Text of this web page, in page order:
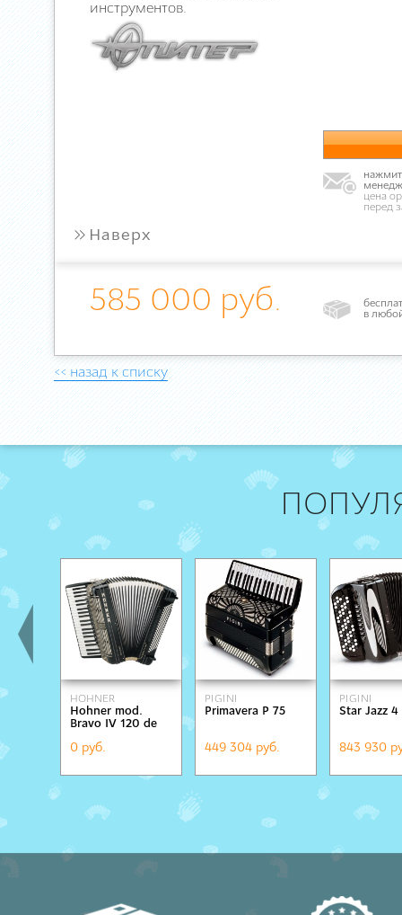
инструментов.
цена
перед
» Наверх
585 000 руб.
в
<< назад к списку
HOHNER
Hohner mod.
Bravo IV 120 de
0 руб.
PIGINI
Primavera P 75
449 304 руб.
PIGINI
Star Jazz 4
843 930